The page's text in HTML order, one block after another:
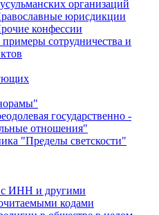
организаций
юрисдикции
конфессии
сотрудничества и
государственно -
отношения"
"Пределы светскости"
с ИНН и другими
кодами